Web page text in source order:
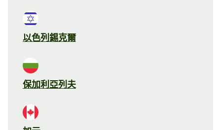
以色列錫克爾
保加利亞列夫